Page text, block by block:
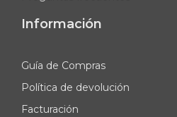
Información
Guía de Compras
Política de devolución
Facturación